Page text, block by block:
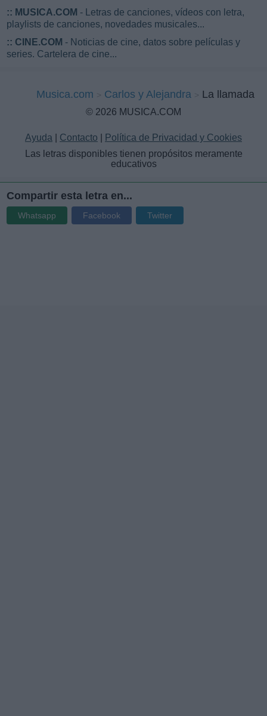
:: MUSICA.COM - Letras de canciones, vídeos con letra,
playlists de canciones, novedades musicales...
:: CINE.COM - Noticias de cine, datos sobre películas y
series. Cartelera de cine...
Musica.com Carlos y Alejandra La llamada
© 2026 MUSICA.COM
Ayuda Contacto
Política de Privacidad y Cookies
Las letras disponibles tienen propósitos meramente
educativos
Compartir esta letra en...
Whatsapp Facebook Twitter